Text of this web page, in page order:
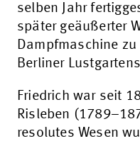
selben Jahr
später geäußerter
Dampfmaschine
Berliner
Friedrich war seit
Risleben
resolutes Wesen